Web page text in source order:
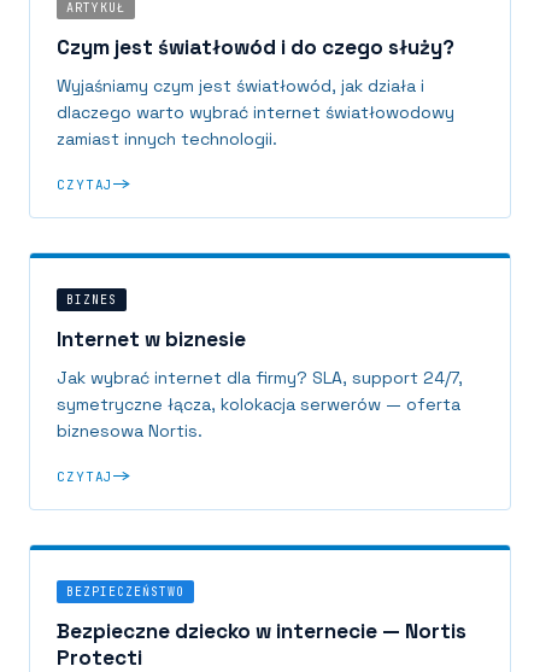
ARTYKUŁ
Czym jest światłowód i do czego służy?
Wyjaśniamy czym jest światłowód, jak działa i
dlaczego warto wybrać internet światłowodowy
zamiast innych technologii.
CZYTAJ
BIZNES
Internet w biznesie
Jak wybrać internet dla firmy? SLA, support 24/7,
symetryczne łącza, kolokacja serwerów — oferta
biznesowa Nortis.
CZYTAJ
BEZPIECZEŃSTWO
Bezpieczne dziecko w internecie — Nortis
Protecti